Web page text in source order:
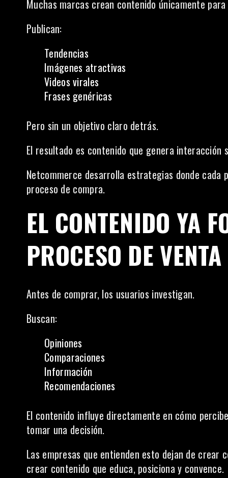
Muchas marcas crean contenido únicamente
Publican:
Tendencias
Imágenes atractivas
Videos virales
Frases genéricas
Pero sin un objetivo claro detrás.
El resultado es contenido que genera
Netcommerce desarrolla estrategias donde
proceso de compra.
EL CONTENIDO YA
PROCESO DE VENTA
Antes de comprar, los usuarios investigan.
Buscan:
Opiniones
Comparaciones
Información
Recomendaciones
El contenido influye directamente en cómo
tomar una decisión.
Las empresas que entienden esto dejan de
crear contenido que educa, posiciona y convence.